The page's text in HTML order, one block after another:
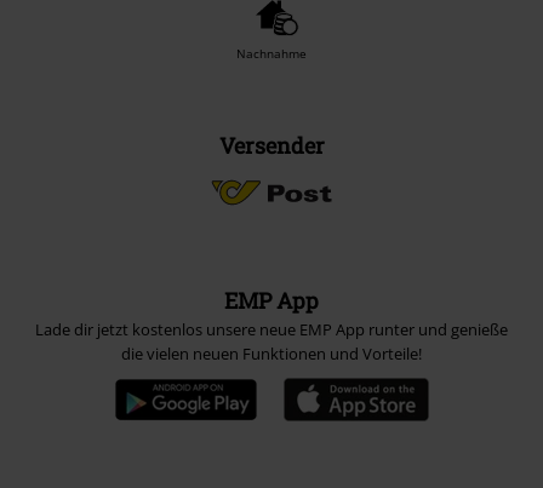
Nachnahme
Versender
EMP App
Lade dir jetzt kostenlos unsere neue EMP App runter und genieße
die vielen neuen Funktionen und Vorteile!